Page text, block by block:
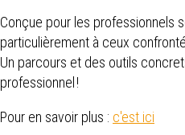
Conçue pour les professionnels
particulièrement à ceux
Un parcours et des outils
professionnel !
Pour en savoir plus : c'est ici